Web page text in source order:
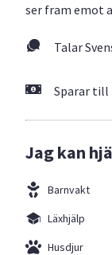
ser fram emot
Talar
Sparar till
Jag kan
Barnvakt
Läxhjälp
Husdjur